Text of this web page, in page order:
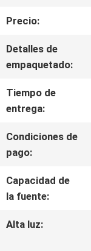
CONTROL
DE
CALIDAD
ÉNTRENOS
EN
CONTACTO
Precio:
Detalles de
empaquetado:
Tiempo de
entrega:
Condiciones de
pago:
Capacidad de
la fuente:
Alta luz: